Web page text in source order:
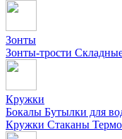
Зонты
Зонты-трости
Кружки
Бокалы Бутылки для
Кружки Стаканы